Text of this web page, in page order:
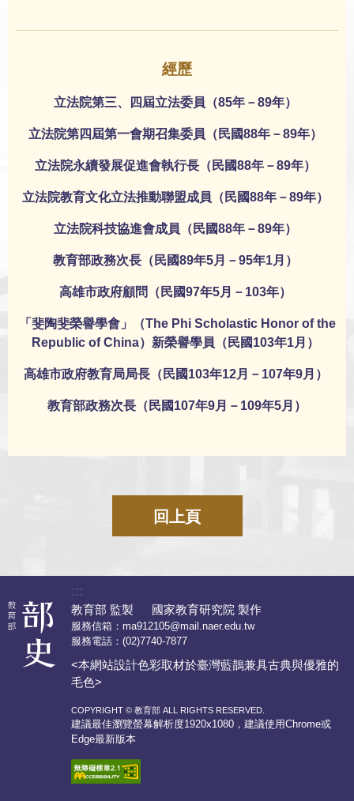
經歷
立法院第三、四屆立法委員（85年－89年）
立法院第四屆第一會期召集委員（民國88年－89年）
立法院永續發展促進會執行長（民國88年－89年）
立法院教育文化立法推動聯盟成員（民國88年－89年）
立法院科技協進會成員（民國88年－89年）
教育部政務次長（民國89年5月－95年1月）
高雄市政府顧問（民國97年5月－103年）
「斐陶斐榮譽學會」（The Phi Scholastic Honor of the
Republic of China）新榮譽學員（民國103年1月）
高雄市政府教育局局長（民國103年12月－107年9月）
教育部政務次長（民國107年9月－109年5月）
回上頁
:::
教育部 監製 國家教育研究院 製作
服務信箱： ma912105@mail.naer.edu.tw
服務電話： (02)7740-7877
<本網站設計色彩取材於臺灣藍鵲兼具古典與優雅的
毛色>
COPYRIGHT © 教育部 ALL RIGHTS RESERVED.
建議最佳瀏覽螢幕解析度1920x1080，建議使用Chrome或
Edge最新版本